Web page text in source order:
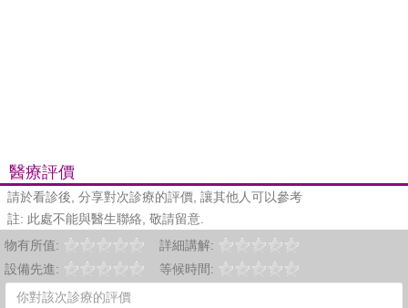
醫療評價
請於看診後, 分享對次診療的評價, 讓其他人可以參考
註: 此處不能與醫生聯絡, 敬請留意.
物有所值:
詳細講解:
設備先進:
等候時間: